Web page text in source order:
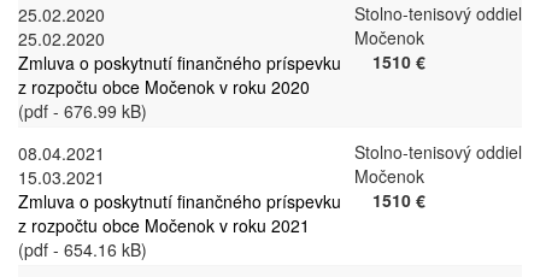
25.02.2020
25.02.2020
Zmluva o poskytnutí finančného príspevku
z rozpočtu obce Močenok v roku 2020
(pdf - 676.99 kB)
Stolno-tenisový oddiel
Močenok
1510 €
08.04.2021
15.03.2021
Zmluva o poskytnutí finančného príspevku
z rozpočtu obce Močenok v roku 2021
(pdf - 654.16 kB)
Stolno-tenisový oddiel
Močenok
1510 €